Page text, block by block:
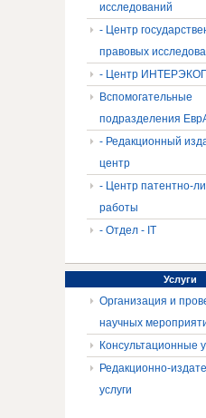
исследований
- Центр
правовых
- Центр
Вспомогательные
подразделения
- Редакционный
центр
- Центр патентно-
работы
- Отдел - IT
Услуги
Организация и
научных
Консультационные
Редакционно-
услуги